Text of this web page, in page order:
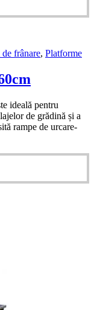
frânare, Platforme
ideală pentru
de grădină și a
rampe de urcare-